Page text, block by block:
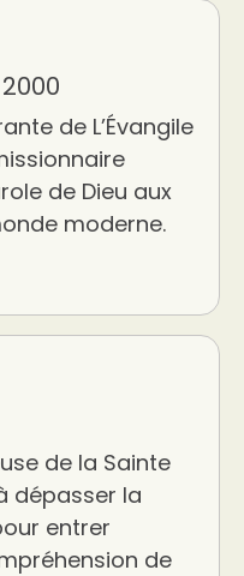
de L’Évangile
de Dieu aux
moderne.
de la Sainte
dépasser la
entrer
de